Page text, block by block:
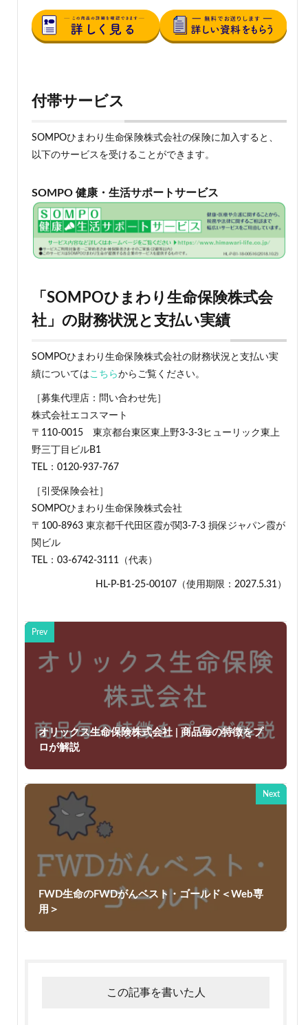
付帯サービス
SOMPOひまわり生命保険株式会社の保険に加入すると、
以下のサービスを受けることができます。
SOMPO 健康・生活サポートサービス
「 SOMPOひまわり生命保険株式会
社 」の財務状況と支払い実績
SOMPOひまわり生命保険株式会社の財務状況と支払い実
績については こちらからご覧ください。
［募集代理店：問い合わせ先］
株式会社エコスマート
〒110-0015 東京都台東区東上野3-3-3ヒューリック東上
野三丁目ビルB1
TEL：0120-937-767
［引受保険会社］
SOMPOひまわり生命保険株式会社
〒100-8963 東京都千代田区霞が関3-7-3 損保ジャパン霞が
関ビル
TEL：03-6742-3111（代表）
HL-P-B1-25-00107（使用期限：2027.5.31）
Prev
オリックス生命保険株式会社 | 商品毎の特徴をプ
ロが解説
Next
FWD生命のFWDがんベスト・ゴールド＜Web専
用＞
この記事を書いた人